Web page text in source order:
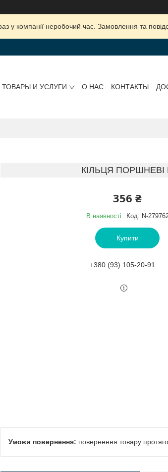
у компанії неробочий час. Замовлення та
ТОВАРЫ И УСЛУГИ О НАС КОНТАКТЫ
КІЛЬЦЯ ПОРШНЕВІ
356 ₴
В наявності Код: N-
Купити
+380 (93) 105-20-91
повернення товару